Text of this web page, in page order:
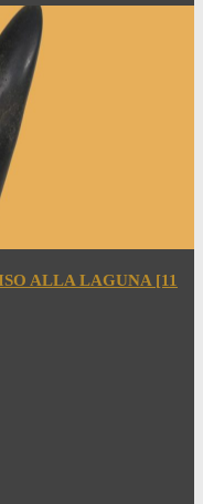
ALLA LAGUNA [11